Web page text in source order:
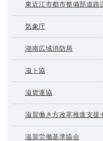
東近江市都市整備部道路
気象庁
湖南広域消防局
滋ト協
滋貨運協
滋賀働き方改革推進支援
滋賀労働基準協会